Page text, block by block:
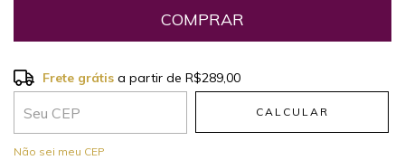
Frete grátis R$289,00
Entregas para o CEP:
Frete grátis a partir deR$289,00
CALCULAR
Não sei meu CEP